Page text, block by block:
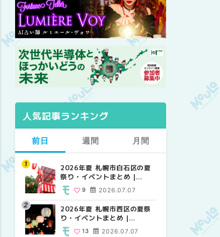
人気記事ランキング
前日
2026年夏 札幌市白石区の夏
祭り・イベントまとめ |
MouLa HOKKAIDO
2026.07.07
9
2026年夏 札幌市西区の夏祭
り・イベントまとめ |
MouLa HOKKAIDO
2026.07.07
13
週間
2026年夏 札幌市西区の夏祭
り・イベントまとめ |
13
【2026年最新】札幌のおすす
めビアガーデン｜オープン日
順に徹底紹介！大通公園から
24
月間
【2026年最新】札幌のおすす
めビアガーデン｜オープン日
穴場テラスまで | MouLa
HOKKAIDO
24
2026年夏 札幌市北区の夏祭
り・イベントまとめ |
9